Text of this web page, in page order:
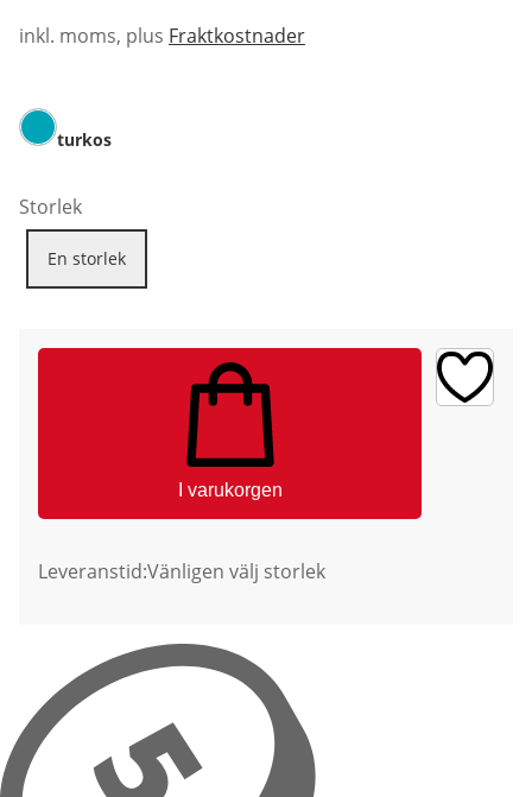
inkl. moms, plus Fraktkostnader
turkos
Storlek
En storlek
I varukorgen
Leveranstid:Vänligen välj storlek